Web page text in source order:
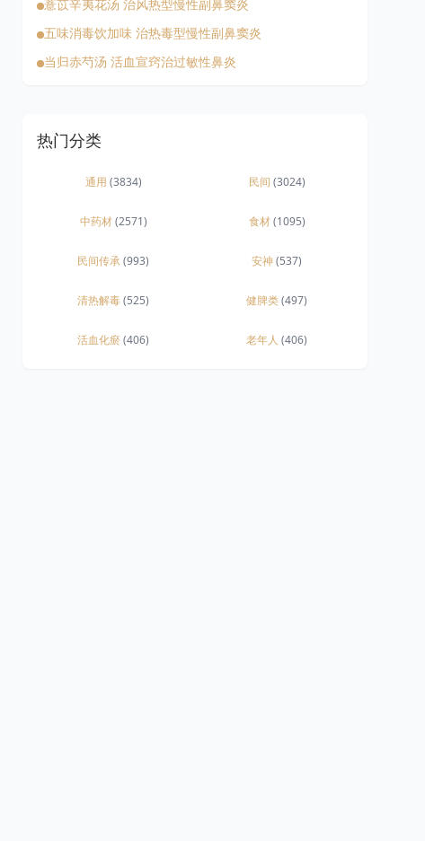
薏苡辛夷花汤 治风热型慢性副鼻窦炎
五味消毒饮加味 治热毒型慢性副鼻窦炎
当归赤芍汤 活血宣窍治过敏性鼻炎
热门分类
通用 (3834) 民间 (3024)
中药材(2571) 食材(1095)
民间传承(993) 安神(537)
清热解毒(525) 健脾类(497)
活血化瘀(406) 老年人 (406)